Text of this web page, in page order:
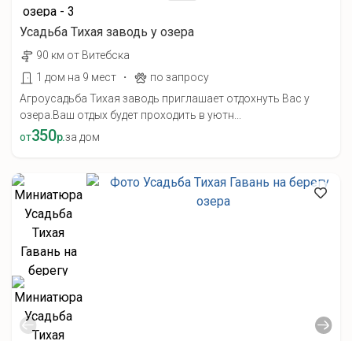
Усадьба Тихая заводь у озера
90 км от Витебска
1 дом на 9 мест
·
по запросу
Агроусадьба Тихая заводь приглашает отдохнуть Вас у
озера.Ваш отдых будет проходить в уютн...
от350р.за дом